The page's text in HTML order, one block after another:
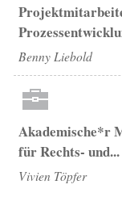
Benny Liebold
Akademische*r
für Rechts- und...
Vivien Töpfer